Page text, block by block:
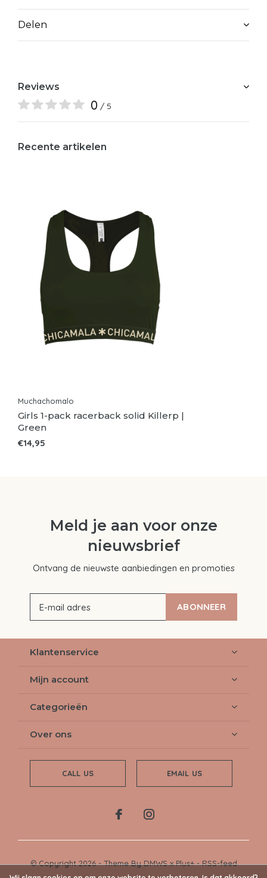
Delen
Reviews
0 / 5
Recente artikelen
Muchachomalo
Girls 1-pack racerback solid Killerp |
Green
€14,95
Meld je aan voor onze
nieuwsbrief
Ontvang de nieuwste aanbiedingen en promoties
ABONNEER
Klantenservice
Mijn account
Categorieën
Over ons
CALL US EMAIL US
© Copyright2026- Theme ByDMWSxPlus+-RSS-feed